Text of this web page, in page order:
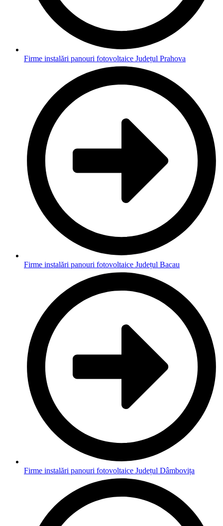
Firme instalări panouri fotovoltaice Județul Prahova
Firme instalări panouri fotovoltaice Județul Bacau
Firme instalări panouri fotovoltaice Județul Dâmbovița